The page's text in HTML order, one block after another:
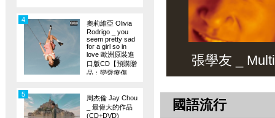
奧莉維亞 Olivia
Rodrigo _ you
seem pretty sad
for a girl so in
love 歐洲原裝進
口版CD【預購贈
品：戀愛療傷
4
周杰倫 Jay Chou
_ 最偉大的作品
(CD+DVD)
5
張學友 _
國語流行